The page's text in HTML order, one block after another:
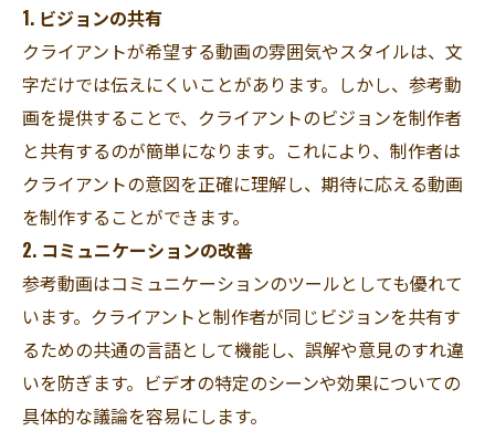
1. ビジョンの共有
クライアントが希望する動画の雰囲気やスタイルは、文
字だけでは伝えにくいことがあります。しかし、参考動
画を提供することで、クライアントのビジョンを制作者
と共有するのが簡単になります。これにより、制作者は
クライアントの意図を正確に理解し、期待に応える動画
を制作することができます。
2. コミュニケーションの改善
参考動画はコミュニケーションのツールとしても優れて
います。クライアントと制作者が同じビジョンを共有す
るための共通の言語として機能し、誤解や意見のすれ違
いを防ぎます。ビデオの特定のシーンや効果についての
具体的な議論を容易にします。